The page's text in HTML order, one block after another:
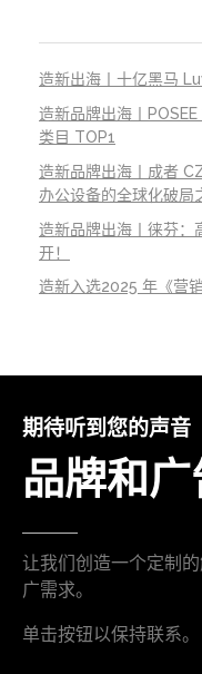
造新出海丨十亿黑马
造新品牌出海丨
类目 TOP1
造新品牌出海丨成者
办公设备的全球化破局
造新品牌出海丨徕芬：
开！
造新入选2025 年《营
期待听到您的声音
品牌和
让我们创造一个定制
广需求。
单击按钮以保持联系。